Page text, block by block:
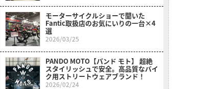
モーターサイクルショーで聞いた
Fantic取扱店のお気にいりの一台×4
選
2026/03/25
PANDO MOTO【パンド モト】 超絶
スタイリッシュで安全。高品質なバイ
ク用ストリートウェアブランド！
2026/02/24